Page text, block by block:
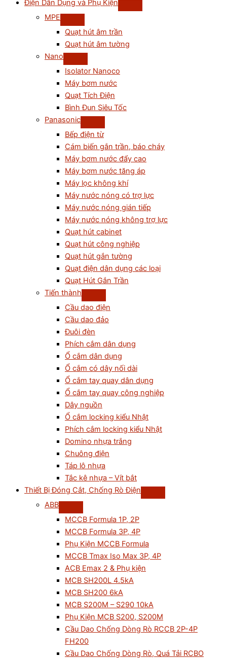
Điện Dân Dụng và Phụ Kiện
MPE
Quạt hút âm trần
Quạt hút âm tường
Nano
Isolator Nanoco
Máy bơm nước
Quạt Tích Điện
Bình Đun Siêu Tốc
Panasonic
Bếp điện từ
Cám biến gắn trần, báo cháy
Máy bơm nước đẩy cao
Máy bơm nước tăng áp
Máy lọc không khí
Máy nước nóng có trợ lực
Máy nước nóng gián tiếp
Máy nước nóng không trợ lực
Quạt hút cabinet
Quạt hút công nghiệp
Quạt hút gắn tường
Quạt điện dân dụng các loại
Quạt Hút Gắn Trần
Tiến thành
Cầu dao điện
Cầu dao đảo
Đuôi đèn
Phích cắm dân dụng
Ổ cắm dân dụng
Ổ cắm có dây nối dài
Ổ cắm tay quay dân dụng
Ổ cắm tay quay công nghiệp
Dây nguồn
Ổ cắm locking kiểu Nhật
Phích cắm locking kiểu Nhật
Domino nhựa trắng
Chuông điện
Táp lô nhựa
Tắc kê nhựa – Vít bắt
Thiết Bị Đóng Cắt, Chống Rò Điện
ABB
MCCB Formula 1P, 2P
MCCB Formula 3P, 4P
Phụ Kiện MCCB Formula
MCCB Tmax Iso Max 3P, 4P
ACB Emax 2 & Phụ kiện
MCB SH200L 4.5kA
MCB SH200 6kA
MCB S200M – S290 10kA
Phụ Kiện MCB S200, S200M
Cầu Dao Chống Dòng Rò RCCB 2P-4P
FH200
Cầu Dao Chống Dòng Rò, Quá Tải RCBO